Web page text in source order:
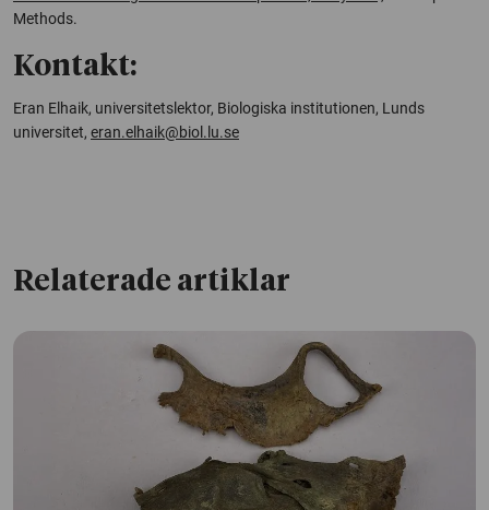
Methods.
Kontakt:
Eran Elhaik, universitetslektor, Biologiska institutionen, Lunds
universitet, eran.elhaik@biol.lu.se
Relaterade artiklar